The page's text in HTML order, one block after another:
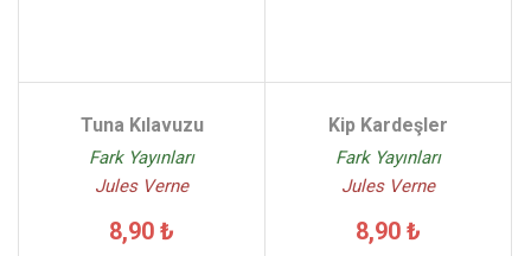
Tuna Kılavuzu
Fark Yayınları
Jules Verne
8,90 ₺
Kip Kardeşler
Fark Yayınları
Jules Verne
8,90 ₺